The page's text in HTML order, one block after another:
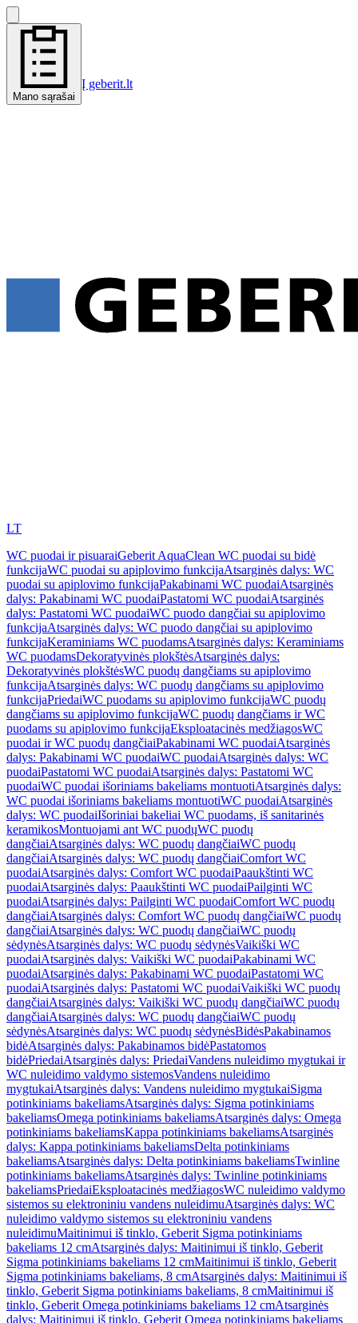
Mano sąrašai
Į geberit.lt
LT
WC puodai ir pisuaraiGeberit AquaClean WC puodai su bidė
funkcijaWC puodai su apiplovimo funkcijaAtsarginės dalys: WC
puodai su apiplovimo funkcijaPakabinami WC puodaiAtsarginės
dalys: Pakabinami WC puodaiPastatomi WC puodaiAtsarginės
dalys: Pastatomi WC puodaiWC puodo dangčiai su apiplovimo
funkcijaAtsarginės dalys: WC puodo dangčiai su apiplovimo
funkcijaKeraminiams WC puodamsAtsarginės dalys: Keraminiams
WC puodamsDekoratyvinės plokštėsAtsarginės dalys:
Dekoratyvinės plokštėsWC puodų dangčiams su apiplovimo
funkcijaAtsarginės dalys: WC puodų dangčiams su apiplovimo
funkcijaPriedaiWC puodams su apiplovimo funkcijaWC puodų
dangčiams su apiplovimo funkcijaWC puodų dangčiams ir WC
puodams su apiplovimo funkcijaEksploatacinės medžiagosWC
puodai ir WC puodų dangčiaiPakabinami WC puodaiAtsarginės
dalys: Pakabinami WC puodaiWC puodaiAtsarginės dalys: WC
puodaiPastatomi WC puodaiAtsarginės dalys: Pastatomi WC
puodaiWC puodai išoriniams bakeliams montuotiAtsarginės dalys:
WC puodai išoriniams bakeliams montuotiWC puodaiAtsarginės
dalys: WC puodaiIšoriniai bakeliai WC puodams, iš sanitarinės
keramikosMontuojami ant WC puodųWC puodų
dangčiaiAtsarginės dalys: WC puodų dangčiaiWC puodų
dangčiaiAtsarginės dalys: WC puodų dangčiaiComfort WC
puodaiAtsarginės dalys: Comfort WC puodaiPaaukštinti WC
puodaiAtsarginės dalys: Paaukštinti WC puodaiPailginti WC
puodaiAtsarginės dalys: Pailginti WC puodaiComfort WC puodų
dangčiaiAtsarginės dalys: Comfort WC puodų dangčiaiWC puodų
dangčiaiAtsarginės dalys: WC puodų dangčiaiWC puodų
sėdynėsAtsarginės dalys: WC puodų sėdynėsVaikiški WC
puodaiAtsarginės dalys: Vaikiški WC puodaiPakabinami WC
puodaiAtsarginės dalys: Pakabinami WC puodaiPastatomi WC
puodaiAtsarginės dalys: Pastatomi WC puodaiVaikiški WC puodų
dangčiaiAtsarginės dalys: Vaikiški WC puodų dangčiaiWC puodų
dangčiaiAtsarginės dalys: WC puodų dangčiaiWC puodų
sėdynėsAtsarginės dalys: WC puodų sėdynėsBidėsPakabinamos
bidėAtsarginės dalys: Pakabinamos bidėPastatomos
bidėPriedaiAtsarginės dalys: PriedaiVandens nuleidimo mygtukai ir
WC nuleidimo valdymo sistemosVandens nuleidimo
mygtukaiAtsarginės dalys: Vandens nuleidimo mygtukaiSigma
potinkiniams bakeliamsAtsarginės dalys: Sigma potinkiniams
bakeliamsOmega potinkiniams bakeliamsAtsarginės dalys: Omega
potinkiniams bakeliamsKappa potinkiniams bakeliamsAtsarginės
dalys: Kappa potinkiniams bakeliamsDelta potinkiniams
bakeliamsAtsarginės dalys: Delta potinkiniams bakeliamsTwinline
potinkiniams bakeliamsAtsarginės dalys: Twinline potinkiniams
bakeliamsPriedaiEksploatacinės medžiagosWC nuleidimo valdymo
sistemos su elektroniniu vandens nuleidimuAtsarginės dalys: WC
nuleidimo valdymo sistemos su elektroniniu vandens
nuleidimuMaitinimui iš tinklo, Geberit Sigma potinkiniams
bakeliams 12 cmAtsarginės dalys: Maitinimui iš tinklo, Geberit
Sigma potinkiniams bakeliams 12 cmMaitinimui iš tinklo, Geberit
Sigma potinkiniams bakeliams, 8 cmAtsarginės dalys: Maitinimui iš
tinklo, Geberit Sigma potinkiniams bakeliams, 8 cmMaitinimui iš
tinklo, Geberit Omega potinkiniams bakeliams 12 cmAtsarginės
dalys: Maitinimui iš tinklo, Geberit Omega potinkiniams bakeliams